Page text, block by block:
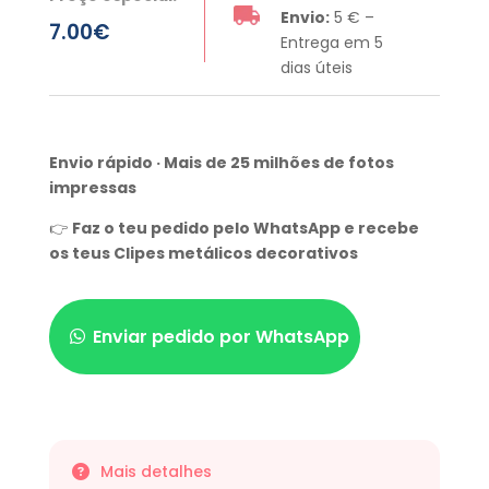
7.00€ Envio:5 € –
Entrega em 5
dias úteis
Envio rápido · Mais de 25 milhões de fotos
impressas
👉 Faz o teu pedido pelo WhatsApp e recebe
os teus Clipes metálicos decorativos
Enviar pedido por WhatsApp
 Mais detalhes